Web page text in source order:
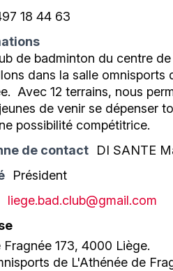
18 44 63
de badminton du centre
dans la salle omnisports
Avec 12 terrains, nous
de venir se dépenser
possibilité compétitrice.
de contact
DI SANTE
Président
liege.bad.club@gmail.com
Fragnée 173, 4000 Liège.
de L'Athénée de